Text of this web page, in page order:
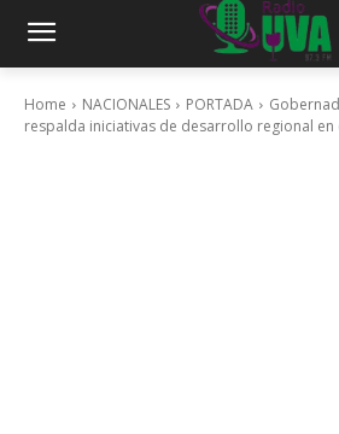
Home NACIONALES PORTADA
respalda iniciativas de desarrollo regional en